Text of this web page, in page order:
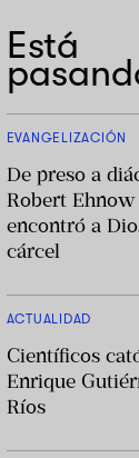
Está
EVANGELIZACIÓN
De preso a
Robert Ehnow
encontró a
cárcel
ACTUALIDAD
Científicos
Enrique
Ríos